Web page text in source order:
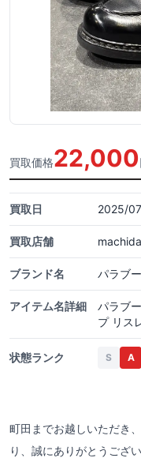
買取価格22,000
買取日 2025/
買取店舗 machida
ブランド名 パラブ
アイテム名詳細
パラブ
プ リス
状態ランク S A
町田までお越しいただき
り、誠にありがとうござ